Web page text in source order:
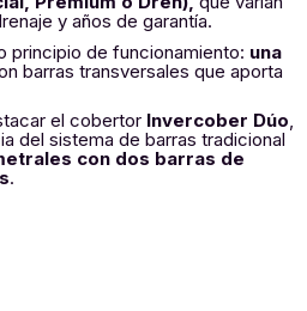
y años de garantía.
principio de funcionamiento: una
barras transversales que aporta
el cobertor Invercober Dúo,
del sistema de barras tradicional
con dos barras de
.